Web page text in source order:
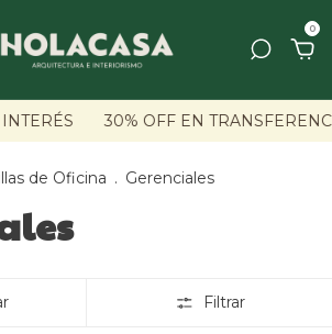
0
30% OFF EN
de Oficina . Gerenciales
Filtrar